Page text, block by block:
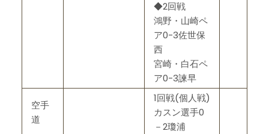
◆2回戦
鴻野・山崎ペ
ア0-3佐世保
西
宮崎・白石ペ
ア0-3諫早
空手
道
1回戦(個人戦)
カスン選手0
－2瓊浦